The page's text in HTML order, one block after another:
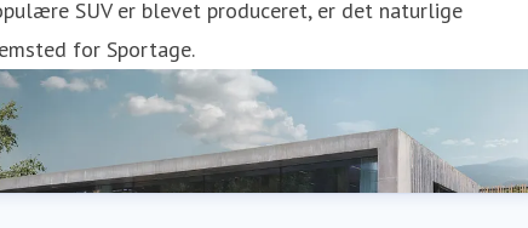
SUV er blevet produceret, er det naturlige
for Sportage.